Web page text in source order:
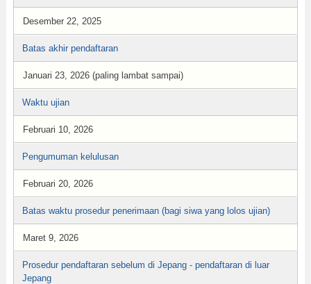
Desember 22, 2025
Batas akhir pendaftaran
Januari 23, 2026 (paling lambat sampai)
Waktu ujian
Februari 10, 2026
Pengumuman kelulusan
Februari 20, 2026
Batas waktu prosedur penerimaan (bagi siwa yang lolos ujian)
Maret 9, 2026
Prosedur pendaftaran sebelum di Jepang - pendaftaran di luar
Jepang